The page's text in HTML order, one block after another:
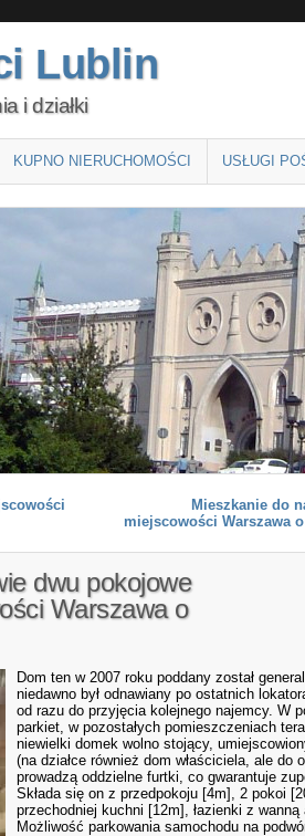
Lublin
i działki
KUPNO NIERUCHOMOŚCI USŁUGI
Mieszkanie do
miejscowości Warszawa
dwu pokojowe
Warszawa o
Dom ten w 2007 roku poddany został
niedawno był odnawiany po ostatnich
od razu do przyjęcia kolejnego najemcy. W
parkiet, w pozostałych pomieszczeniach
niewielki domek wolno stojący,
(na działce również dom właściciela, ale do
prowadzą oddzielne furtki, co gwarantuje
Składa się on z przedpokoju [4m], 2 pokoi
przechodniej kuchni [12m], łazienki z
Możliwość parkowania samochodu na